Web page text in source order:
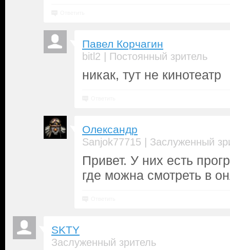
Павел Корчагин
bitl2 | Постоянный зритель
никак, тут не кинотеатр
Олександр
Sanjok77715 | Заслуженный
Привет. У них есть
где можна смотреть в
SKTY
Заслуженный зритель